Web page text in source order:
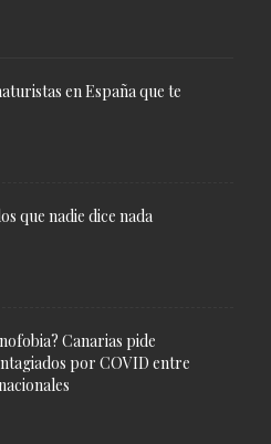
en España que te
que nadie dice nada
Canarias pide
por COVID entre